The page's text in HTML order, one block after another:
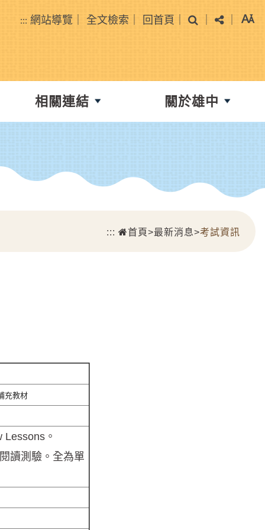
::: 網站導覽 全文檢索 回首頁 搜尋 分享
相關連結 關於雄中
::: 首頁>最新消息>考試資訊
充教材
。
讀測驗。全為單